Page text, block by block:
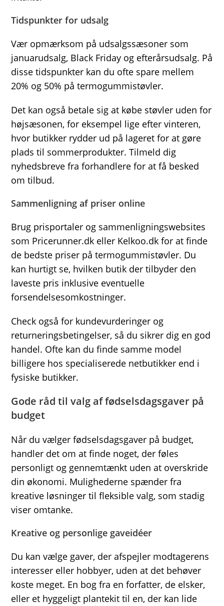
Tidspunkter for udsalg
Vær opmærksom på udsalgssæsoner som
januarudsalg, Black Friday og efterårsudsalg. På
disse tidspunkter kan du ofte spare mellem
20% og 50% på termogummistøvler.
Det kan også betale sig at købe støvler uden for
højsæsonen, for eksempel lige efter vinteren,
hvor butikker rydder ud på lageret for at gøre
plads til sommerprodukter. Tilmeld dig
nyhedsbreve fra forhandlere for at få besked
om tilbud.
Sammenligning af priser online
Brug prisportaler og sammenligningswebsites
som Pricerunner.dk eller Kelkoo.dk for at finde
de bedste priser på termogummistøvler. Du
kan hurtigt se, hvilken butik der tilbyder den
laveste pris inklusive eventuelle
forsendelsesomkostninger.
Check også for kundevurderinger og
returneringsbetingelser, så du sikrer dig en god
handel. Ofte kan du finde samme model
billigere hos specialiserede netbutikker end i
fysiske butikker.
Gode råd til valg af fødselsdagsgaver på
budget
Når du vælger fødselsdagsgaver på budget,
handler det om at finde noget, der føles
personligt og gennemtænkt uden at overskride
din økonomi. Mulighederne spænder fra
kreative løsninger til fleksible valg, som stadig
viser omtanke.
Kreative og personlige gaveidéer
Du kan vælge gaver, der afspejler modtagerens
interesser eller hobbyer, uden at det behøver
koste meget. En bog fra en forfatter, de elsker,
eller et hyggeligt plantekit til en, der kan lide